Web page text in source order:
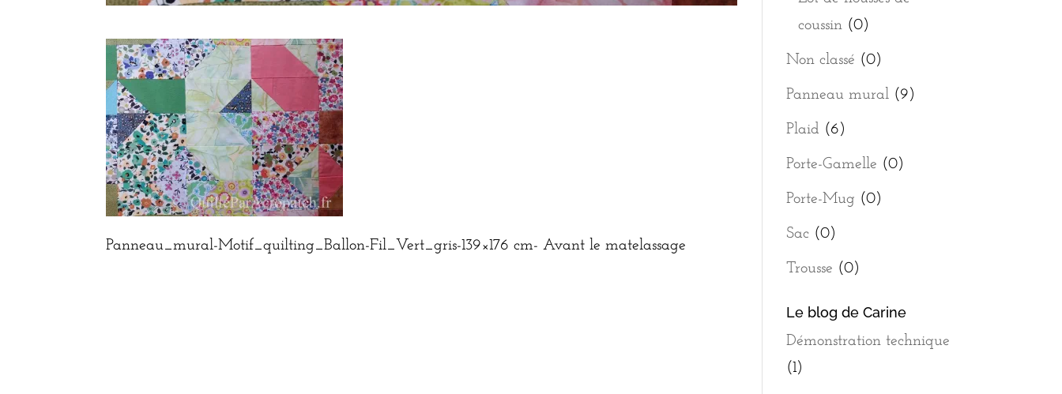
Panneau_mural-Motif_quilting_Ballon-Fil_Vert_gris-139×176 cm- Avant le matelassage
coussin (0)
Non classé (0)
Panneau mural (9)
Plaid (6)
Porte-Gamelle (0)
Porte-Mug (0)
Sac (0)
Trousse (0)
Le blog de Carine
Démonstration technique
(1)